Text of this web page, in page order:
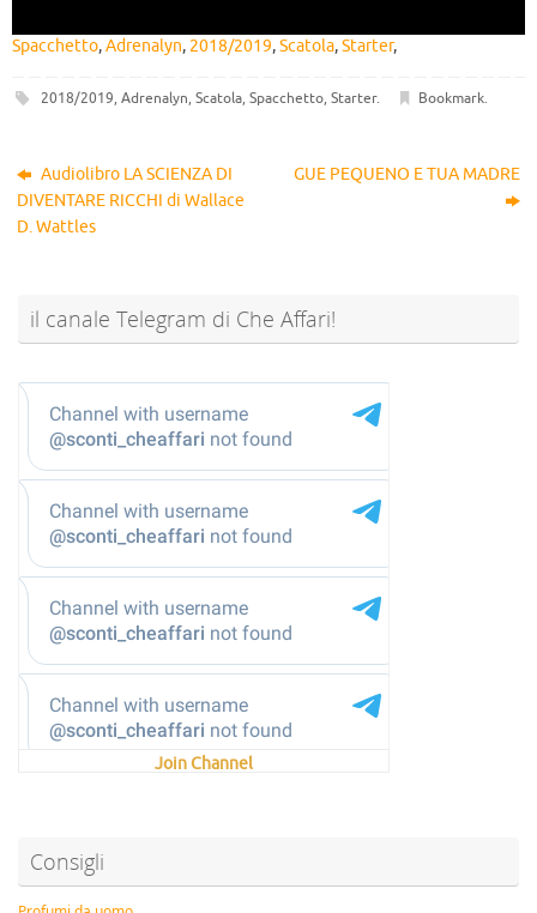
Spacchetto,Adrenalyn, 2018/2019,Scatola,Starter,
2018/2019, Adrenalyn, Scatola, Spacchetto, Starter. Bookmark.
Audiolibro LA SCIENZA DI
DIVENTARE RICCHI di Wallace
D. Wattles
GUE PEQUENO E TUA MADRE
il canale Telegram di Che Affari!
Join Channel
Consigli